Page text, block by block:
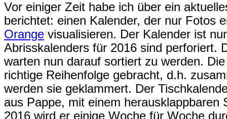
Vor einiger Zeit habe ich über ein
berichtet: einen Kalender, der nur Fotos
Orange visualisieren. Der Kalender ist
Abrisskalenders für 2016 sind perforiert.
warten nun darauf sortiert zu werden.
richtige Reihenfolge gebracht, d.h.
werden sie geklammert. Der
aus Pappe, mit einem herausklappbaren
2016 wird er einige Woche für Woche